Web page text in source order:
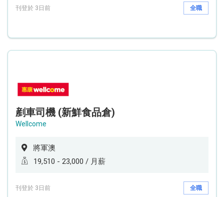
刊登於 3日前 全職
剷車司機 (新鮮食品倉)
Wellcome
將軍澳
19,510 - 23,000 / 月薪
刊登於 3日前 全職